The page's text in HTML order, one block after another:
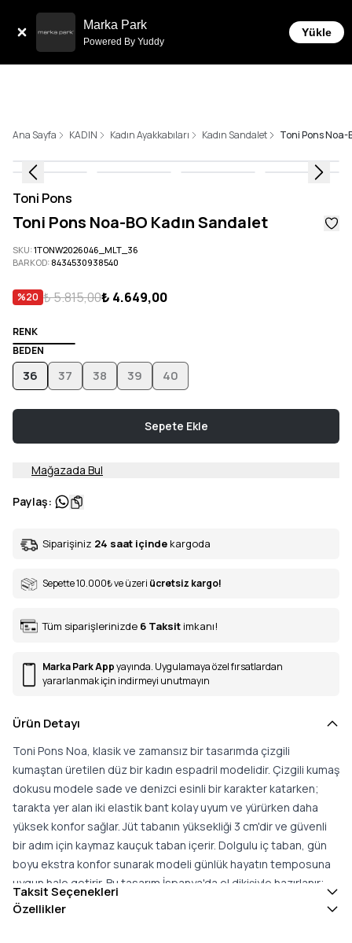
Marka Park
Powered By Yuddy
Yükle
Ana Sayfa KADIN Kadın Ayakkabıları Kadın Sandalet Toni Pons Noa-
Toni Pons
Toni Pons Noa-BO Kadın Sandalet
SKU:1TONW2026046_MLT_36
BARKOD: 8434530938540
%20 ₺ 5.815,00₺ 4.649,00
RENK
BEDEN
36 37 38 39 40
Sepete Ekle
Mağazada Bul
Paylaş:
Siparişiniz 24 saat içinde kargoda
Sepette 10.000₺ve üzeri ücretsiz kargo!
Tüm siparişlerinizde 6 Taksit imkanı!
Marka Park Appyayında. Uygulamaya özel fırsatlardan
yararlanmak için indirmeyi unutmayın
Ürün Detayı
Toni Pons Noa, klasik ve zamansız bir tasarımda çizgili
kumaştan üretilen düz bir kadın espadril modelidir. Çizgili kumaş
dokusu modele sade ve denizci esinli bir karakter katarken;
tarakta yer alan iki elastik bant kolay uyum ve yürürken daha
yüksek konfor sağlar. Jüt tabanın yüksekliği 3 cm'dir ve güvenli
bir adım için kaymaz kauçuk taban içerir. Dolgulu iç taban, gün
boyu ekstra konfor sunarak modeli günlük hayatın temposuna
uygun hale getirir. Bu tasarım İspanya'da el dikişiyle hazırlanır;
bu zanaatkâr üretim modele dayanıklı ve özenli bir karakter
Taksit Seçenekleri
Özellikler